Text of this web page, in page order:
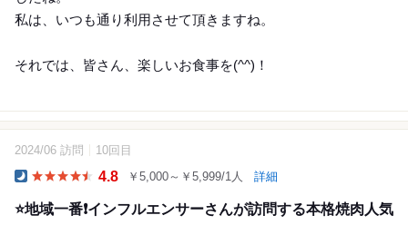
私は、いつも通り利用させて頂きますね。
それでは、皆さん、楽しいお食事を(^^)！
24
2024/06 訪問 10回目
4.8 ￥5,000～￥5,999/1人 詳細
⭐️地域一番❗️インフルエンサーさんが訪問する本格焼肉人気